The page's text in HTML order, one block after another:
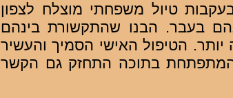
טיול משפחתי מוצלח לצפון
בעבר. הבנו שהתקשורת בינהם
הטיפול האישי הסמיך והעשיר
המתפתחת בתוכה התחזק גם הקשר